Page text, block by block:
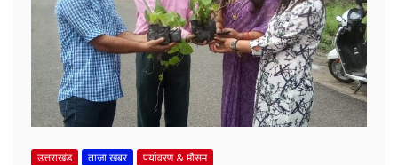
उत्तराखंड ताजा खबर पर्यावरण & मौसम